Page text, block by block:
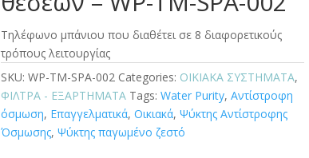
Τηλέφωνο μπάνιου που διαθέτει σε 8 διαφορετικούς
τρόπους λειτουργίας
SKU:WP-TM-SPA-002 Categories: ΟΙΚΙΑΚΑ ΣΥΣΤΗΜΑΤΑ,
ΦΙΛΤΡΑ - ΕΞΑΡΤΗΜΑΤΑ Tags:Water Purity,Αντίστροφη
όσμωση, Επαγγελματικά,Οικιακά,Ψύκτης Αντίστροφης
Όσμωσης,Ψύκτης παγωμένο ζεστό